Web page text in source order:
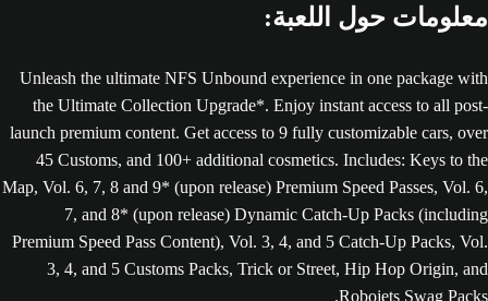
معلومات حول اللعبة:
Unleash the ultimate NFS Unbound experience in one package with
the Ultimate Collection Upgrade*. Enjoy instant access to all post-
launch premium content. Get access to 9 fully customizable cars, over
45 Customs, and 100+ additional cosmetics. Includes: Keys to the
Map, Vol. 6, 7, 8 and 9* (upon release) Premium Speed Passes, Vol. 6,
7, and 8* (upon release) Dynamic Catch-Up Packs (including
Premium Speed Pass Content), Vol. 3, 4, and 5 Catch-Up Packs, Vol.
3, 4, and 5 Customs Packs, Trick or Street, Hip Hop Origin, and
Robojets Swag Packs.